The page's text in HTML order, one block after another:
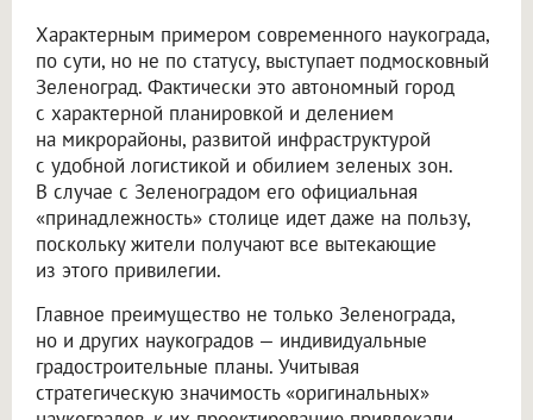
Характерным примером современного наукограда,
по сути, но не по статусу, выступает подмосковный
Зеленоград. Фактически это автономный город
с характерной планировкой и делением
на микрорайоны, развитой инфраструктурой
с удобной логистикой и обилием зеленых зон.
В случае с Зеленоградом его официальная
«принадлежность» столице идет даже на пользу,
поскольку жители получают все вытекающие
из этого привилегии.
Главное преимущество не только Зеленограда,
но и других наукоградов — индивидуальные
градостроительные планы. Учитывая
стратегическую значимость «оригинальных»